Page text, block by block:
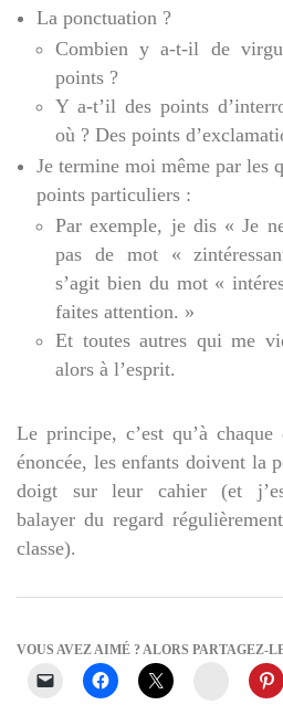
La ponctuation ?
Combien y a-t-il de
points ?
Y a-t’il des points
où ? Des points
Je termine moi même par les
points particuliers :
Par exemple, je dis « Je
pas de mot «
s’agit bien du mot «
faites attention. »
Et toutes autres qui me
alors à l’esprit.
Le principe, c’est qu’à
énoncée, les enfants doivent la
doigt sur leur cahier (et
balayer du regard
classe).
VOUS AVEZ AIMÉ ? ALORS PARTAGEZ-
Instagram